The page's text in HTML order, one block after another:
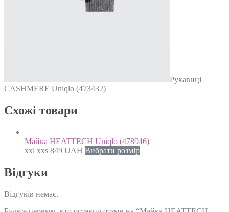
Рукавиці
CASHMERE Uniqlo (473432)
Схожi товари
Майка HEATTECH Uniqlo (478946)
xxl xxs 849 UAH Вибрати розмір
Відгуки
Відгуків немає.